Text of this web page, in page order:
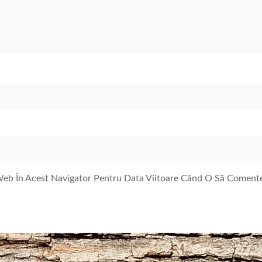
În Acest Navigator Pentru Data Viitoare Când O Să